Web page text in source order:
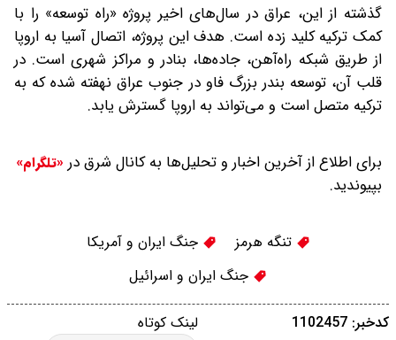
گذشته از این، عراق در سال‌های اخیر پروژه «راه توسعه» را با
کمک ترکیه کلید زده است. هدف این پروژه، اتصال آسیا به اروپا
از طریق شبکه راه‌آهن، جاده‌ها، بنادر و مراکز شهری است. در
قلب آن، توسعه بندر بزرگ فاو در جنوب عراق نهفته شده که به
ترکیه متصل است و می‌تواند به اروپا گسترش یابد.
برای اطلاع از آخرین اخبار و تحلیل‌ها به کانال شرق در «تلگرام»
بپیوندید.
تنگه هرمز
جنگ ایران و آمریکا
جنگ ایران و اسرائیل
لینک کوتاه کدخبر: 1102457